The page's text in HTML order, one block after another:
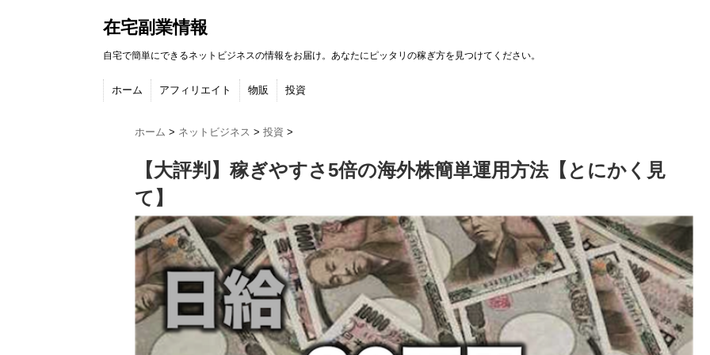
在宅副業情報
自宅で簡単にできるネットビジネスの情報をお届け。あなたにピッタリの稼ぎ方を見つけてください。
ホーム アフィリエイト 物販 投資
ホーム > ネットビジネス > 投資 >
【大評判】稼ぎやすさ5倍の海外株簡単運用方法【とにかく見
て】